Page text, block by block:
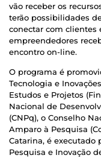
vão receber os
terão possibilidades
conectar com clientes
empreendedores
encontro on-line.
O programa é
Tecnologia e
Estudos e Projetos
Nacional de
(CNPq), o Conselho
Amparo à Pesquisa
Catarina, é executado
Pesquisa e Inovação